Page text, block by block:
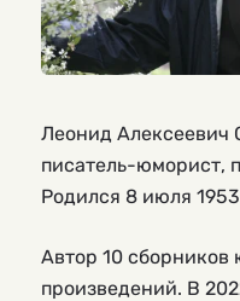
Леонид Алексеевич
писатель-юморист,
Родился 8 июля
Автор 10 сборников
произведений. В